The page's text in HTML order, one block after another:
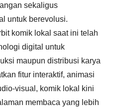
sekaligus
untuk berevolusi.
komik lokal saat ini telah
digital untuk
maupun distribusi karya
fitur interaktif, animasi
visual, komik lokal kini
membaca yang lebih